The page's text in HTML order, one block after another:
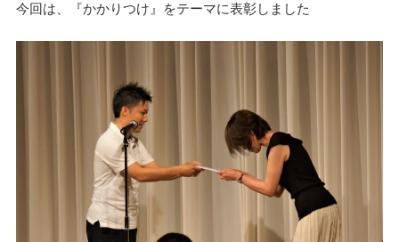
今回は、『かかりつけ』をテーマに表彰しました